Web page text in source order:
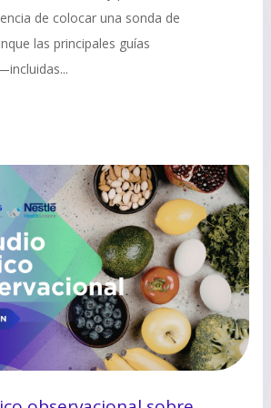
de colocar una sonda de
las principales guías